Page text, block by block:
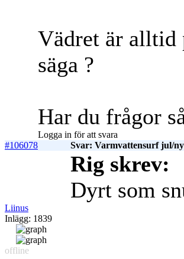
Vädret är alltid
säga ?
Har du frågor
Logga in för att svara
#106078
Svar: Varmvattensurf jul/
Liinus
Inlägg: 1839
offline
Rig skrev:
Dyrt som